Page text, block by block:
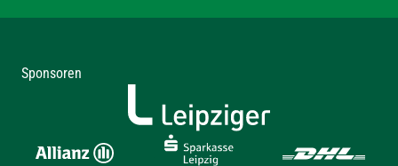
Sponsoren